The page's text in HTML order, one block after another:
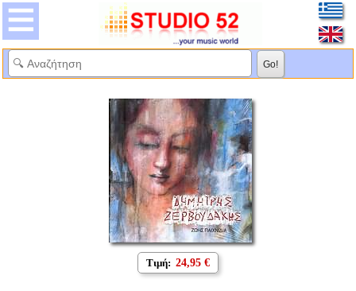
Τιμή: 24,95 €